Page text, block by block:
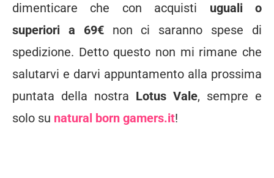
dimenticare che con acquisti uguali o
superiori a 69€non ci saranno spese di
spedizione. Detto questo non mi rimane che
salutarvi e darvi appuntamento alla prossima
puntata della nostra Lotus Vale, sempre e
solo su natural born gamers.it!